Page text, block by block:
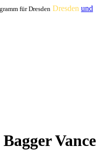
für Dresden Dresden und
Vance